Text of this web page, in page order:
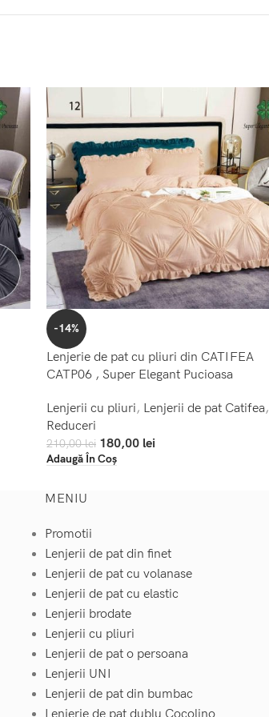
-14%
Lenjerie de pat cu pliuri din CATIFEA
CATP06 , Super Elegant Pucioasa
Lenjerii cu pliuri, Lenjerii de pat Catifea,
Reduceri
210,00lei 180,00 lei
Adaugă În Coș
MENIU
Promotii
Lenjerii de pat din finet
Lenjerii de pat cu volanase
Lenjerii de pat cu elastic
Lenjerii brodate
Lenjerii cu pliuri
Lenjerii de pat o persoana
Lenjerii UNI
Lenjerii de pat din bumbac
Lenjerie de pat dublu Cocolino